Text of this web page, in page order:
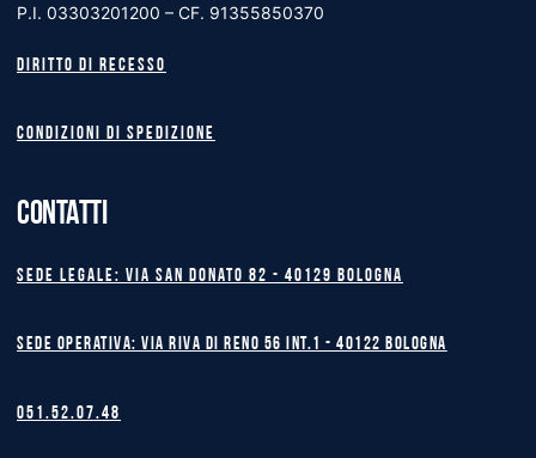
P.I. 03303201200 – CF. 91355850370
Diritto di recesso
Condizioni di spedizione
CONTATTI
Sede legale: Via San Donato 82 - 40129 BOLOGNA
Sede operativa: Via Riva di Reno 56 int.1 - 40122 BOLOGNA
051.52.07.48